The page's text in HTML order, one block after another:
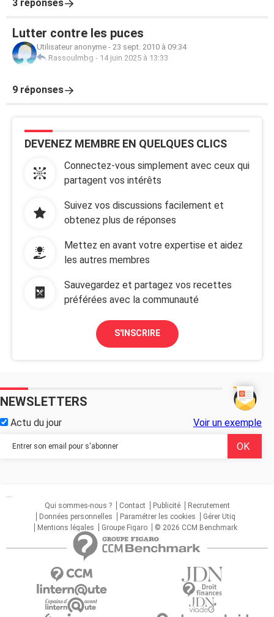
3 réponses
Lutter contre les puces
Utilisateur anonyme - 23 sept. 2010 à 09:34
Rassoulmbg - 14 juin 2025 à 13:33
9 réponses
DEVENEZ MEMBRE EN QUELQUES CLICS
Connectez-vous simplement avec ceux qui
partagent vos intérêts
Suivez vos discussions facilement et
obtenez plus de réponses
Mettez en avant votre expertise et aidez
les autres membres
Sauvegardez et partagez vos recettes
préférées avec la communauté
S'INSCRIRE
NEWSLETTERS
Actu du jour Voir un exemple
...
Qui sommes-nous ?
Contact Publicité
Recrutement
Données personnelles
Paramétrer les cookies
Gérer Utiq
Mentions légales
Groupe Figaro © 2026 CCM Benchmark